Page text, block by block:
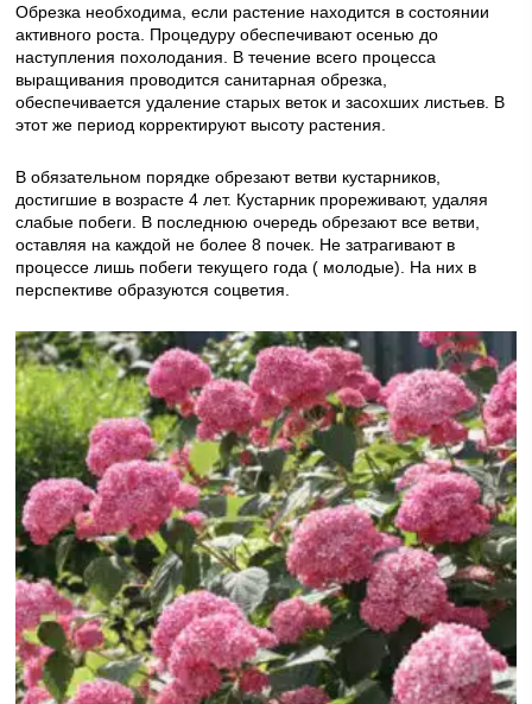
Обрезка необходима, если растение находится в состоянии
активного роста. Процедуру обеспечивают осенью до
наступления похолодания. В течение всего процесса
выращивания проводится санитарная обрезка,
обеспечивается удаление старых веток и засохших листьев. В
этот же период корректируют высоту растения.
В обязательном порядке обрезают ветви кустарников,
достигшие в возрасте 4 лет. Кустарник прореживают, удаляя
слабые побеги. В последнюю очередь обрезают все ветви,
оставляя на каждой не более 8 почек. Не затрагивают в
процессе лишь побеги текущего года ( молодые). На них в
перспективе образуются соцветия.